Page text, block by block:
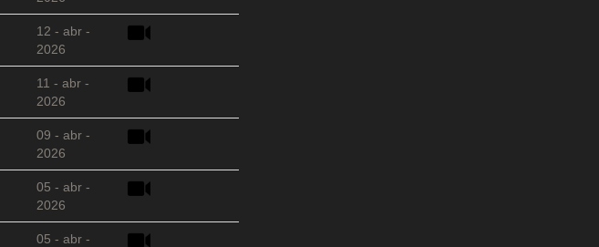
12 - abr -
2026
11 - abr -
2026
09 - abr -
2026
05 - abr -
2026
05 - abr -